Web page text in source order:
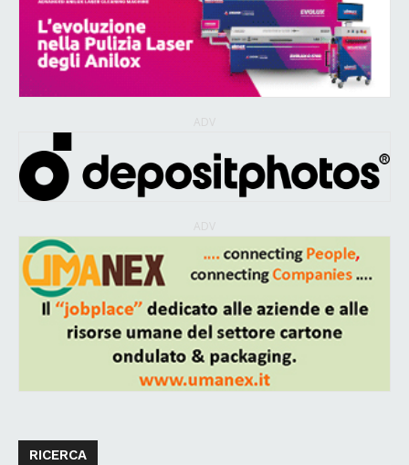
RICERCA